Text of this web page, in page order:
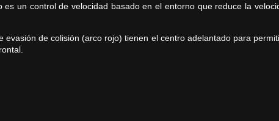
un control de velocidad basado en el entorno que reduce la
evasión de colisión (arco rojo) tienen el centro adelantado para